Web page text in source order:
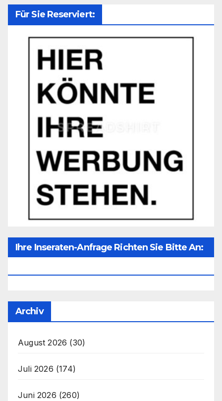
Für Sie Reserviert:
Ihre Inseraten-Anfrage Richten Sie Bitte An:
Archiv
August 2026 (30)
Juli 2026 (174)
Juni 2026 (260)